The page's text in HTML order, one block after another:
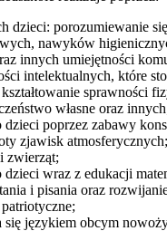
dzieci: porozumiewanie
nawyków
innych umiejętności
intelektualnych, które
sprawności
własne oraz
poprzez zabawy
zjawisk atmosferycznych;
zwierząt;
wraz z edukacji
i pisania oraz
się językiem obcym